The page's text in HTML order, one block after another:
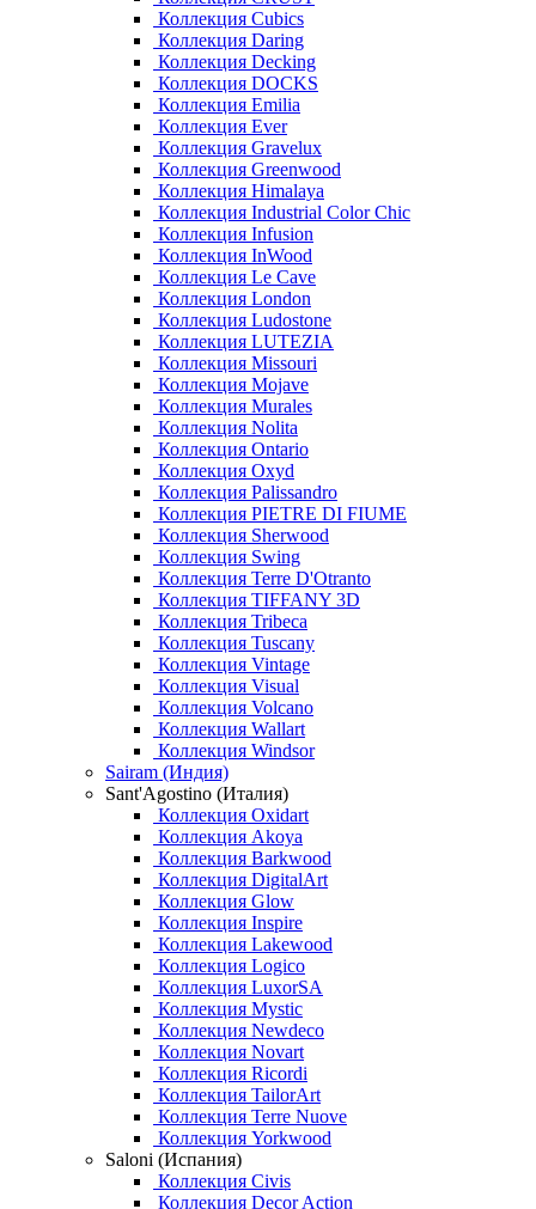
Коллекция Cubics
Коллекция Daring
Коллекция Decking
Коллекция DOCKS
Коллекция Emilia
Коллекция Ever
Коллекция Gravelux
Коллекция Greenwood
Коллекция Himalaya
Коллекция Industrial Color Chic
Коллекция Infusion
Коллекция InWood
Коллекция Le Cave
Коллекция London
Коллекция Ludostone
Коллекция LUTEZIA
Коллекция Missouri
Коллекция Mojave
Коллекция Murales
Коллекция Nolita
Коллекция Ontario
Коллекция Oxyd
Коллекция Palissandro
Коллекция PIETRE DI FIUME
Коллекция Sherwood
Коллекция Swing
Коллекция Terre D'Otranto
Коллекция TIFFANY 3D
Коллекция Tribeca
Коллекция Tuscany
Коллекция Vintage
Коллекция Visual
Коллекция Volcano
Коллекция Wallart
Коллекция Windsor
Sairam (Индия)
Sant'Agostino (Италия)
Коллекция Oxidart
Коллекция Akoya
Коллекция Barkwood
Коллекция DigitalArt
Коллекция Glow
Коллекция Inspire
Коллекция Lakewood
Коллекция Logico
Коллекция LuxorSA
Коллекция Mystic
Коллекция Newdeco
Коллекция Novart
Коллекция Ricordi
Коллекция TailorArt
Коллекция Terre Nuove
Коллекция Yorkwood
Saloni (Испания)
Коллекция Civis
Коллекция Decor Action